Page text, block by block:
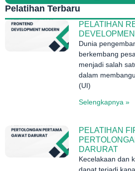
Pelatihan Terbaru
PELATIHAN
Dunia
berkembang
menjadi salah
dalam
(UI)
Selengkapnya »
PELATIHAN
DARURAT
Kecelakaan dan
dapat terjadi